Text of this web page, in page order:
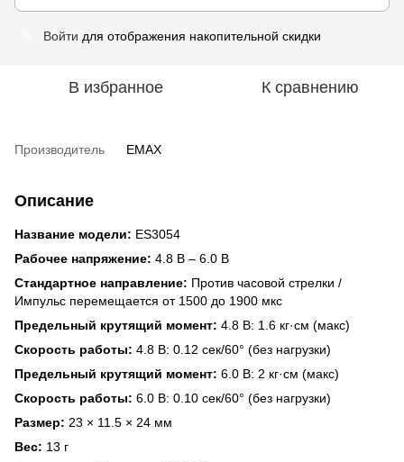
Войти для отображения накопительной скидки
В избранное К сравнению
Производитель EMAX
Описание
Название модели: ES3054
Рабочее напряжение: 4.8 В – 6.0 В
Стандартное направление: Против часовой стрелки /
Импульс перемещается от 1500 до 1900 мкс
Предельный крутящий момент: 4.8 В: 1.6 кг·см (макс)
Скорость работы: 4.8 В: 0.12 сек/60° (без нагрузки)
Предельный крутящий момент: 6.0 В: 2 кг·см (макс)
Скорость работы: 6.0 В: 0.10 сек/60° (без нагрузки)
Размер: 23 × 11.5 × 24 мм
Вес: 13 г